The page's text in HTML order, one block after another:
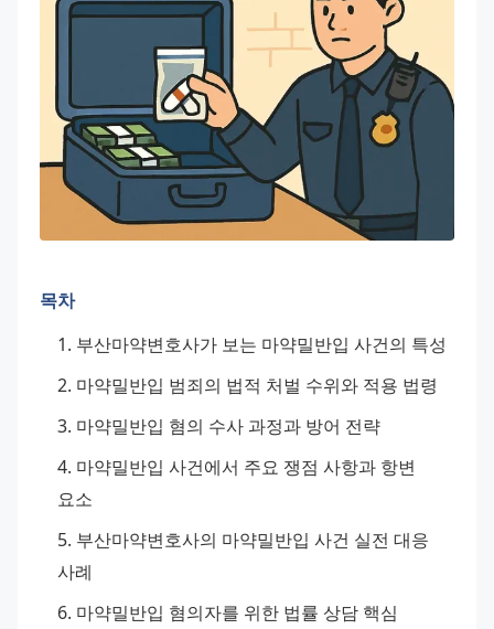
목차
부산마약변호사가 보는 마약밀반입 사건의 특성
마약밀반입 범죄의 법적 처벌 수위와 적용 법령
마약밀반입 혐의 수사 과정과 방어 전략
마약밀반입 사건에서 주요 쟁점 사항과 항변
요소
부산마약변호사의 마약밀반입 사건 실전 대응
사례
마약밀반입 혐의자를 위한 법률 상담 핵심